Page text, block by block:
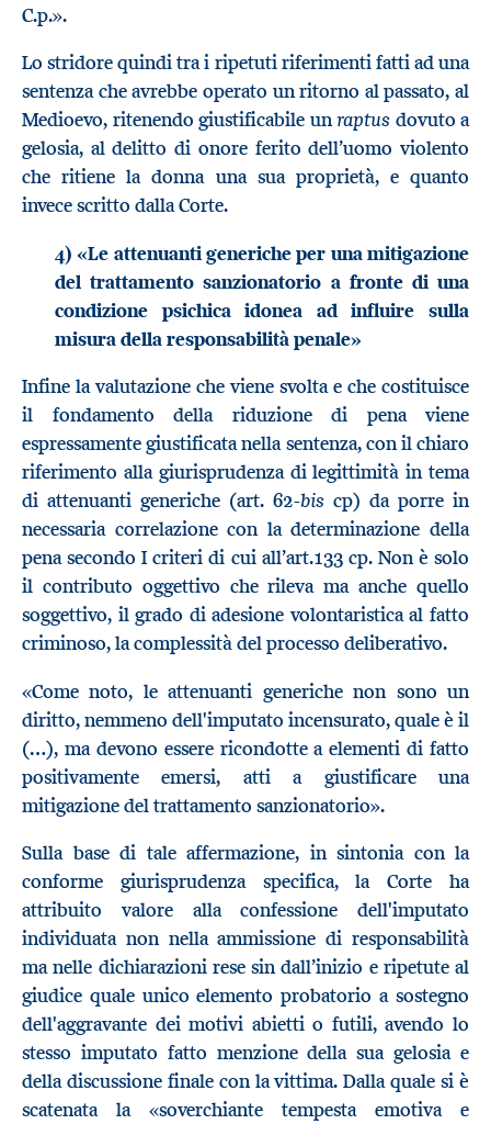
C.p.».
Lo stridore quindi tra i ripetuti riferimenti fatti ad una
sentenza che avrebbe operato un ritorno al passato, al
Medioevo, ritenendo giustificabile unraptus dovuto a
gelosia, al delitto di onore ferito dell’uomo violento
che ritiene la donna una sua proprietà, e quanto
invece scritto dalla Corte.
4) «Le attenuanti generiche per una mitigazione
del trattamento sanzionatorio a fronte di una
condizione psichica idonea ad influire sulla
misura della responsabilità penale»
Infine la valutazione che viene svolta e che costituisce
il fondamento della riduzione di pena viene
espressamente giustificata nella sentenza, con il chiaro
riferimento alla giurisprudenza di legittimità in tema
di attenuanti generiche (art. 62-bis cp) da porre in
necessaria correlazione con la determinazione della
pena secondo I criteri di cui all’art.133 cp. Non è solo
il contributo oggettivo che rileva ma anche quello
soggettivo, il grado di adesione volontaristica al fatto
criminoso, la complessità del processo deliberativo.
«Come noto, le attenuanti generiche non sono un
diritto, nemmeno dell'imputato incensurato, quale è il
(…), ma devono essere ricondotte a elementi di fatto
positivamente emersi, atti a giustificare una
mitigazione del trattamento sanzionatorio».
Sulla base di tale affermazione, in sintonia con la
conforme giurisprudenza specifica, la Corte ha
attribuito valore alla confessione dell'imputato
individuata non nella ammissione di responsabilità
ma nelle dichiarazioni rese sin dall’inizio e ripetute al
giudice quale unico elemento probatorio a sostegno
dell'aggravante dei motivi abietti o futili, avendo lo
stesso imputato fatto menzione della sua gelosia e
della discussione finale con la vittima. Dalla quale si è
scatenata la «soverchiante tempesta emotiva e